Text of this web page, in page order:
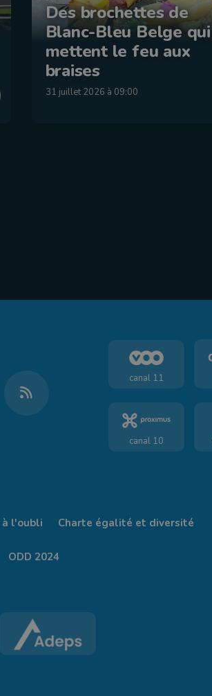
Des brochettes de
Blanc-Bleu Belge qui
mettent le feu aux
braises
31 juillet 2026 à 09:00
canal 11
canal 10
l'oubli Charte égalité et diversité
ODD 2024